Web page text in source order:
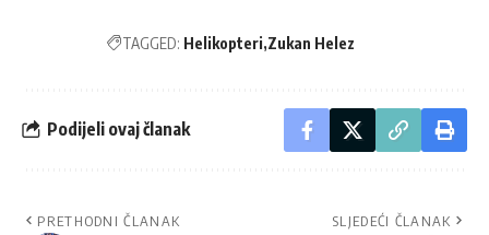
TAGGED: Helikopteri Zukan Helez
Podijeli ovaj članak
PRETHODNI ČLANAK SLJEDEĆI ČLANAK